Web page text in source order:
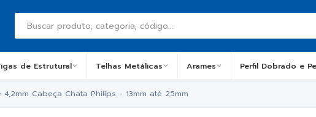
de Estrutural Telhas Metálicas Arames Perfil Dobrado e
4,2mm Cabeça Chata Philips - 13mm até 25mm